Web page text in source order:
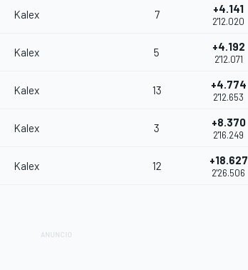
Kalex 7 +4.141
2'12.020
Kalex 5 +4.192
2'12.071
Kalex 13 +4.774
2'12.653
Kalex 3 +8.370
2'16.249
Kalex 12 +18.627
2'26.506